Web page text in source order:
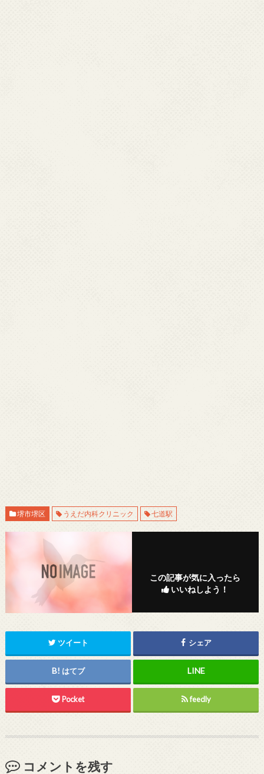
堺市堺区 うえだ内科クリニック 七道駅
この記事が気に入ったら
いいねしよう！
ツイート シェア
はてブ
Pocket feedly
コメントを残す